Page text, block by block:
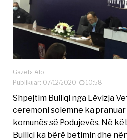
Gazeta Alo
Publikuar: 07/12/2020
10:58
Shpejtim Bulliqi nga Lëvizja
ceremoni solemne ka
komunës së Podujevës. Në
Bulliqi ka bërë betimin dhe